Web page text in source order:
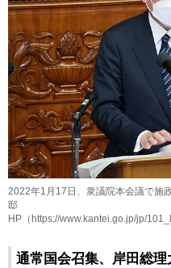
2022年1月17日、衆議院本会議で施
邸
HP（https://www.kantei.go.jp/jp/
通常国会召集、岸田総